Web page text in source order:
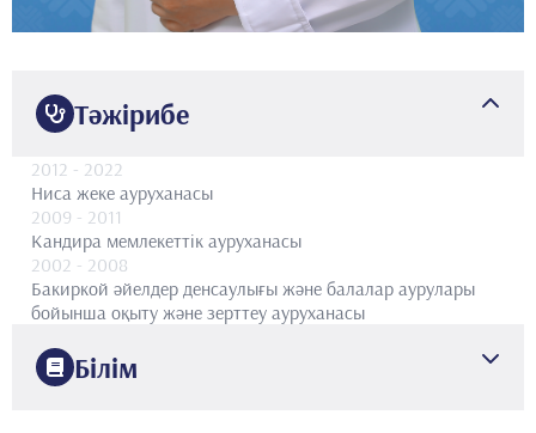
Тәжірибе
2012 - 2022
Ниса жеке ауруханасы
2009 - 2011
Кандира мемлекеттік ауруханасы
2002 - 2008
Бакиркой әйелдер денсаулығы және балалар аурулары
бойынша оқыту және зерттеу ауруханасы
Білім